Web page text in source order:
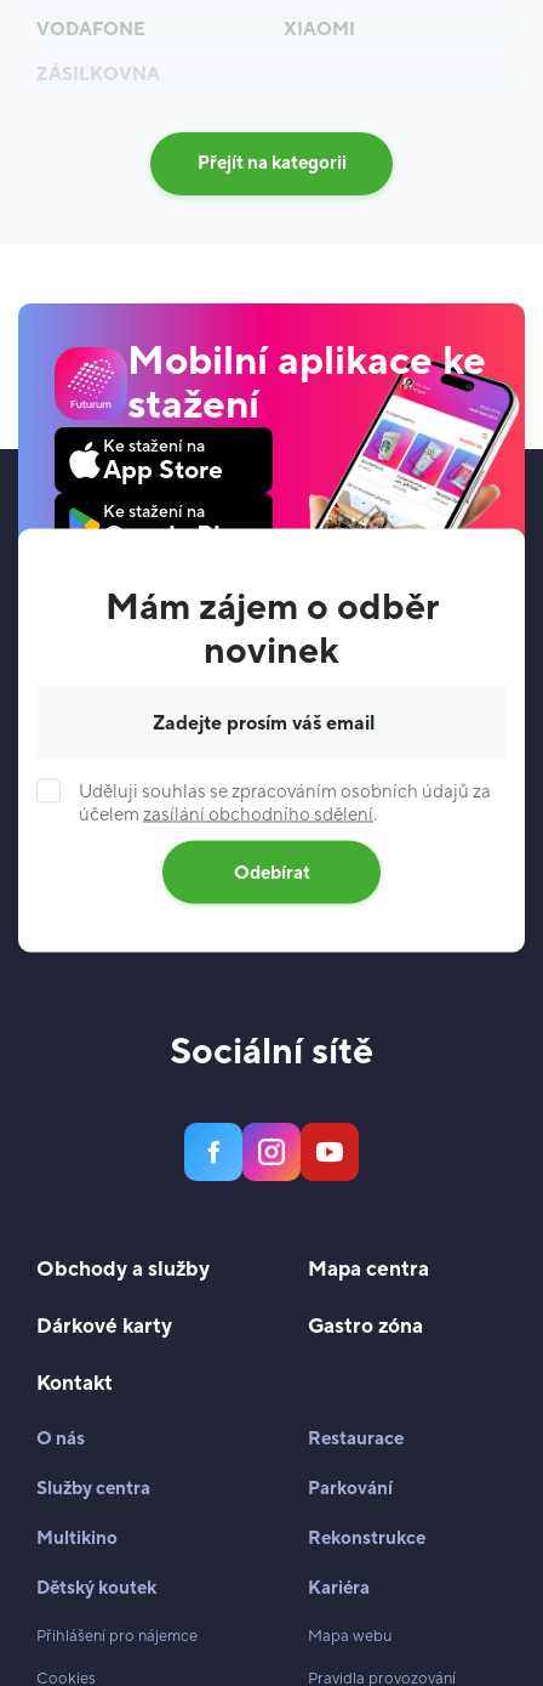
VODAFONE
XIAOMI
ZÁSILKOVNA
Přejít na kategorii
Mobilní aplikace ke
stažení
Ke stažení na
App Store
Ke stažení na
Google Play
Mám zájem o odběr
novinek
Uděluji souhlas se zpracováním osobních údajů za
účelem zasílání obchodního sdělení.
Odebírat
Sociální sítě
Obchody a služby Mapa centra
Dárkové karty Gastro zóna
Kontakt
O nás Restaurace
Služby centra Parkování
Multikino Rekonstrukce
Dětský koutek Kariéra
Přihlášení pro nájemce Mapa webu
Cookies Pravidla provozování